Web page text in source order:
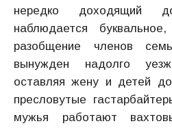
нередко доходящий
наблюдается буквальное,
разобщение членов
вынужден надолго
оставляя жену и детей
пресловутые
мужья работают